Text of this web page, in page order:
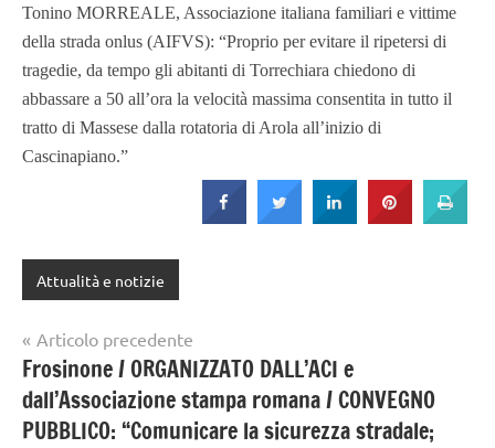
Tonino MORREALE, Associazione italiana familiari e vittime
della strada onlus (AIFVS): “Proprio per evitare il ripetersi di
tragedie, da tempo gli abitanti di Torrechiara chiedono di
abbassare a 50 all’ora la velocità massima consentita in tutto il
tratto di Massese dalla rotatoria di Arola all’inizio di
Cascinapiano.”
Attualità e notizie
Navigazione
articoli
Articolo precedente
Frosinone / ORGANIZZATO DALL’ACI e
dall’Associazione stampa romana / CONVEGNO
PUBBLICO: “Comunicare la sicurezza stradale;